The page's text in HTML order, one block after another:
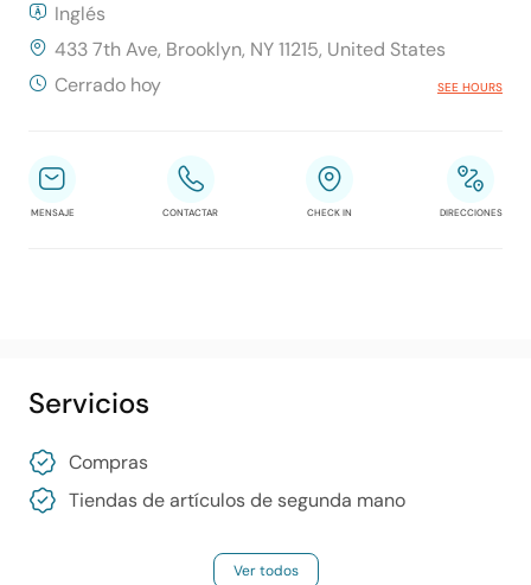
Inglés
433 7th Ave, Brooklyn, NY 11215, United States
Cerrado hoy
SEE HOURS
MENSAJE CONTACTAR CHECK IN DIRECCIONES
Servicios
Compras
Tiendas de artículos de segunda mano
Ver todos